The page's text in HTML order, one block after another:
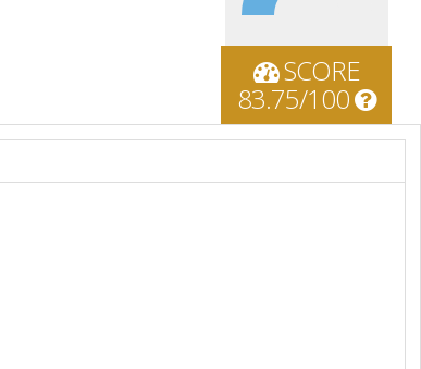
SCORE
83.75/100